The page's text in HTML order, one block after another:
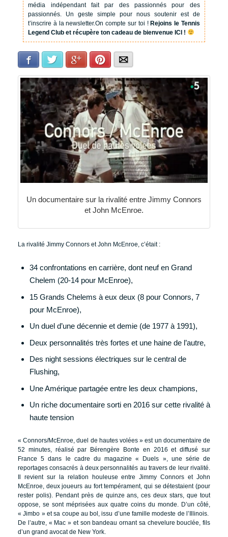
média indépendant fait par des passionnés pour des
passionnés. Un geste simple pour nous soutenir est de
t’inscrire à la newsletter.On compte sur toi !Rejoins le Tennis
Legend Club et récupère ton cadeau de bienvenue ICI !
Facebook Twitter Google+Pinterest
Un documentaire sur la rivalité entre Jimmy Connors
et John McEnroe.
La rivalité Jimmy Connors et John McEnroe, c’était :
34 confrontations en carrière, dont neuf en Grand
Chelem (20-14 pour McEnroe),
15 Grands Chelems à eux deux (8 pour Connors, 7
pour McEnroe),
Un duel d’une décennie et demie (de 1977 à 1991),
Deux personnalités très fortes et une haine de l’autre,
Des night sessions électriques sur le central de
Flushing,
Une Amérique partagée entre les deux champions,
Un riche documentaire sorti en 2016 sur cette rivalité à
haute tension
« Connors/McEnroe, duel de hautes volées » est un documentaire de
52 minutes, réalisé par Bérengère Bonte en 2016 et diffusé sur
France 5 dans le cadre du magazine « Duels », une série de
reportages consacrés à deux personnalités au travers de leur rivalité.
Il revient sur la relation houleuse entre Jimmy Connors et John
McEnroe, deux joueurs au fort tempérament, qui se détestaient (pour
rester polis). Pendant près de quinze ans, ces deux stars, que tout
oppose, se sont méprisées aux quatre coins du monde. D’un côté,
« Jimbo » et sa coupe au bol, issu d’une famille modeste de l’Illinois.
De l’autre, « Mac » et son bandeau ornant sa chevelure bouclée, fils
d’un grand avocat de New York.